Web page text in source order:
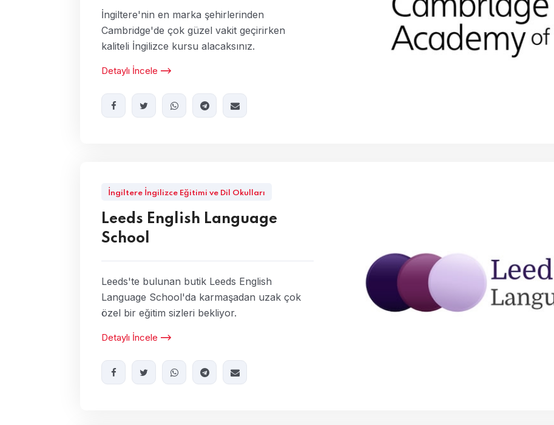
İngiltere'nin en marka şehirlerinden
Cambridge'de çok güzel vakit geçirirken
kaliteli İngilizce kursu alacaksınız.
Detaylı İncele
İngiltere İngilizce Eğitimi ve Dil Okulları
Leeds English Language
School
Leeds'te bulunan butik Leeds English
Language School'da karmaşadan uzak çok
özel bir eğitim sizleri bekliyor.
Detaylı İncele